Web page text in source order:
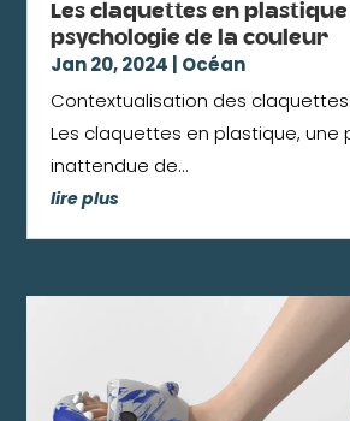
Les claquettes en
psychologie de la couleur
Jan 20, 2024
Océan
Contextualisation des
Les claquettes en plastique, une
inattendue de...
lire plus